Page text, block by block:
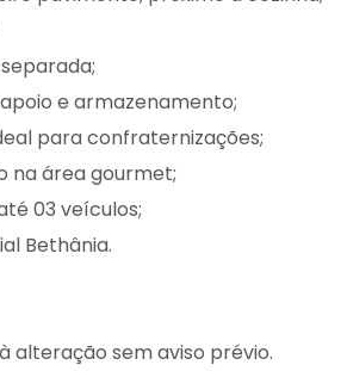
e armazenamento;
para confraternizações;
na área gourmet;
03 veículos;
Bethânia.
alteração sem aviso prévio.